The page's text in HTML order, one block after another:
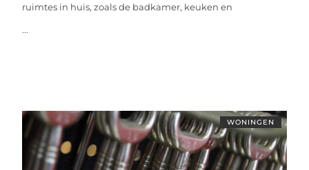
ruimtes in huis, zoals de badkamer, keuken en
...
WONINGEN